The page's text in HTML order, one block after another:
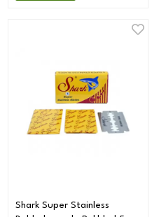
Shark Super Stainless